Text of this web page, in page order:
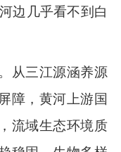
边几乎看不到白
从三江源涵养源
障，黄河上游国
流域生态环境质